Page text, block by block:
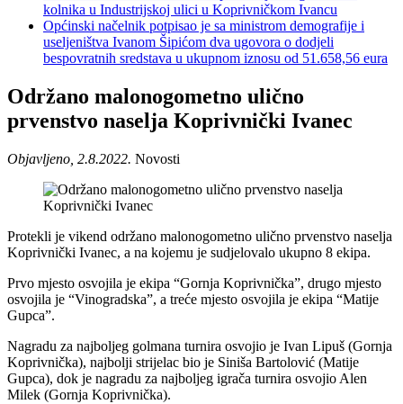
kolnika u Industrijskoj ulici u Koprivničkom Ivancu
Općinski načelnik potpisao je sa ministrom demografije i
useljeništva Ivanom Šipićom dva ugovora o dodjeli
bespovratnih sredstava u ukupnom iznosu od 51.658,56 eura
Održano malonogometno ulično
prvenstvo naselja Koprivnički Ivanec
Objavljeno, 2.8.2022. Novosti
Protekli je vikend održano malonogometno ulično prvenstvo naselja
Koprivnički Ivanec, a na kojemu je sudjelovalo ukupno 8 ekipa.
Prvo mjesto osvojila je ekipa “Gornja Koprivnička”, drugo mjesto
osvojila je “Vinogradska”, a treće mjesto osvojila je ekipa “Matije
Gupca”.
Nagradu za najboljeg golmana turnira osvojio je Ivan Lipuš (Gornja
Koprivnička), najbolji strijelac bio je Siniša Bartolović (Matije
Gupca), dok je nagradu za najboljeg igrača turnira osvojio Alen
Milek (Gornja Koprivnička).